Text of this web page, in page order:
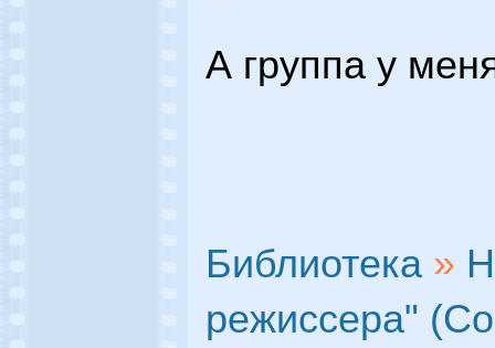
А группа у
Библиотека »
режиссера"